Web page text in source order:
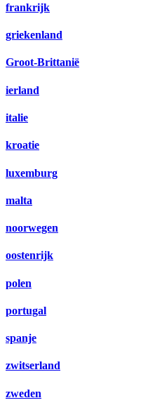
frankrijk
griekenland
Groot-Brittanië
ierland
italie
kroatie
luxemburg
malta
noorwegen
oostenrijk
polen
portugal
spanje
zwitserland
zweden